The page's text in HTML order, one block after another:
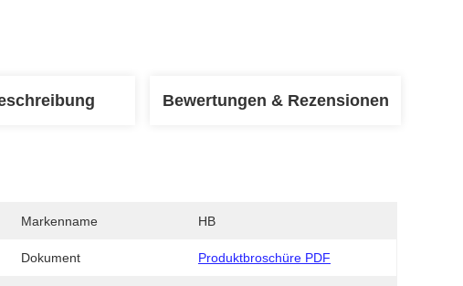
Bewertungen & Rezensionen
Markenname HB
Dokument Produktbroschüre PDF